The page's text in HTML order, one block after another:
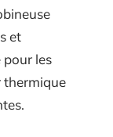
et
les
thermique